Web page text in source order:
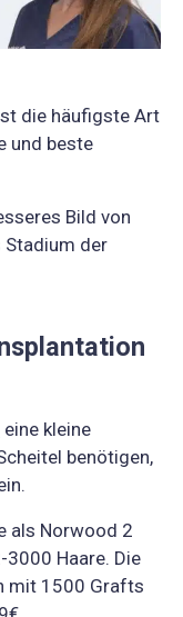
die häufigste Art
und beste
Bild von
Stadium der
eine kleine
benötigen,
als Norwood 2
Haare. Die
mit 1500 Grafts